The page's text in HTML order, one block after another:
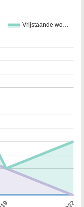
Vrijstaande wo…